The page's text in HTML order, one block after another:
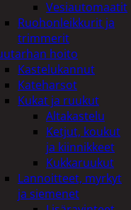
Vesiautomaatit
Ruohonleikkurit ja
trimmerit
hoito
Kastelukannut
Kateharsot
Kukat ja ruukut
Altakastelu
Ketjut, koukut
ja kiinnikkeet
Kukkaruukut
Lannoitteet, myrkyt
ja siemenet